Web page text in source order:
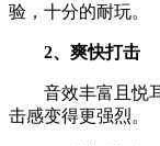
验，十分的耐玩。
2、爽快打击
音效丰富且悦耳
击感变得更强烈。